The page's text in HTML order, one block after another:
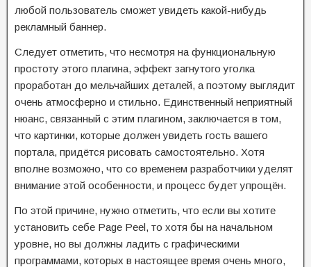
любой пользователь сможет увидеть какой-нибудь
рекламный баннер.
Следует отметить, что несмотря на функциональную
простоту этого плагина, эффект загнутого уголка
проработан до мельчайших деталей, а поэтому выглядит
очень атмосферно и стильно. Единственный неприятный
нюанс, связанный с этим плагином, заключается в том,
что картинки, которые должен увидеть гость вашего
портала, придётся рисовать самостоятельно. Хотя
вполне возможно, что со временем разработчики уделят
внимание этой особенности, и процесс будет упрощён.
По этой причине, нужно отметить, что если вы хотите
установить себе Page Peel, то хотя бы на начальном
уровне, но вы должны ладить с графическими
программами, которых в настоящее время очень много,